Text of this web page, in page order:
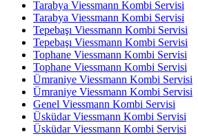
Tarabya Viessmann Kombi Servisi
Tarabya Viessmann Kombi Servisi
Tepebaşı Viessmann Kombi Servisi
Tepebaşı Viessmann Kombi Servisi
Tophane Viessmann Kombi Servisi
Tophane Viessmann Kombi Servisi
Ümraniye Viessmann Kombi Servisi
Ümraniye Viessmann Kombi Servisi
Genel Viessmann Kombi Servisi
Üsküdar Viessmann Kombi Servisi
Üsküdar Viessmann Kombi Servisi